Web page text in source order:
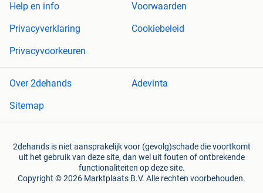
Help en info
Voorwaarden
Privacyverklaring
Cookiebeleid
Privacyvoorkeuren
Over 2dehands
Adevinta
Sitemap
2dehands is niet aansprakelijk voor (gevolg)schade die voortkomt
uit het gebruik van deze site, dan wel uit fouten of ontbrekende
functionaliteiten op deze site.
Copyright © 2026 Marktplaats B.V. Alle rechten voorbehouden.